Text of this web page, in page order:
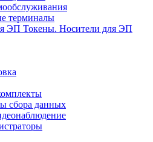
терминалы
ЭП Токены. Носители для ЭП
сбора данных